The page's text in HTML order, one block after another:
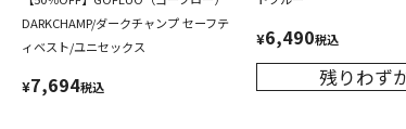
DARKCHAMP/ダークチャンプ セーフテ
ィベスト/ユニセックス
¥7,694税込
¥6,490税込
残りわず